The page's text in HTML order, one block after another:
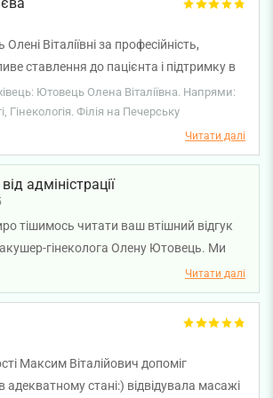
Віталіївні за професійність,
ставлення до пацієнта і підтримку в
Ведення вагітності було
завжди була на зв'язку і на всі питання
відповідь. Олена Віталіївна, ми з
вам за 9 місяців, які провели під
Радію, що не дивлячись на
хороші лікарі залишаються і
в Україні!
Ютовець Олена Віталіївна. Напрями:
Гінекологія. Філія на Печерську
Читати далі
адміністрації
тішимось читати ваш втішний відгук
гінеколога Олену Ютовець. Ми
у такий важливий період. Бажаємо
Читати далі
Максим Віталійович допоміг
адекватному стані:) відвідувала масажі